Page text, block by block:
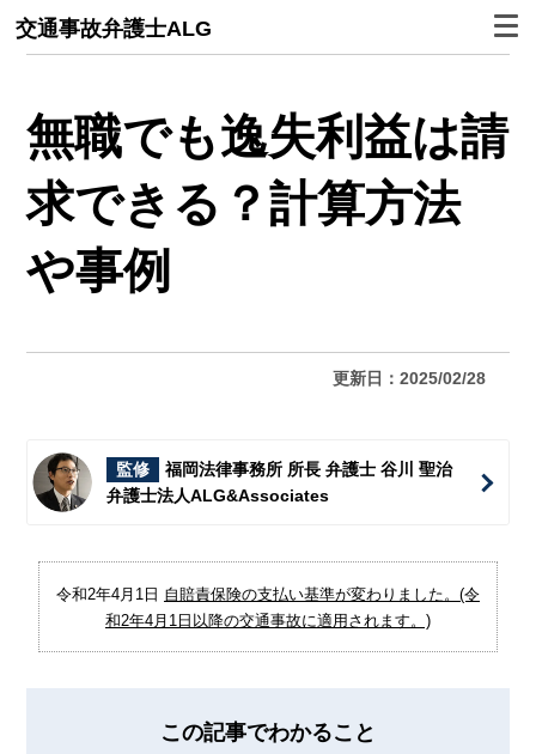
交通事故弁護士ALG
無職でも逸失利益は請
求できる？計算方法
や事例
更新日：2025/02/28
監修
福岡法律事務所 所長 弁護士 谷川 聖治
弁護士法人ALG&Associates
令和2年4月1日 自賠責保険の支払い基準が変わりました。(令
和2年4月1日以降の交通事故に適用されます。)
この記事でわかること